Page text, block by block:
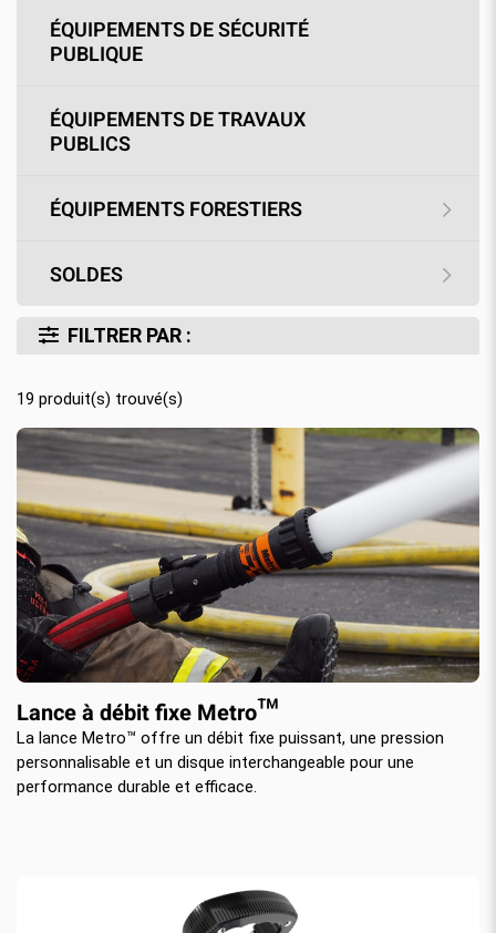
ÉQUIPEMENTS DE SÉCURITÉ
PUBLIQUE
ÉQUIPEMENTS DE TRAVAUX
PUBLICS
ÉQUIPEMENTS FORESTIERS
SOLDES
FILTRER PAR :
19 produit(s) trouvé(s)
Lance à débit fixe Metro™
La lance Metro™ offre un débit fixe puissant, une pression
personnalisable et un disque interchangeable pour une
performance durable et efficace.